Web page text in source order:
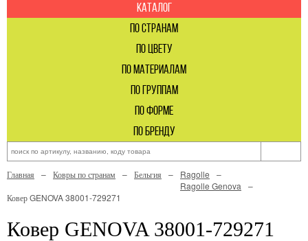
каталог
по странам
по цвету
по материалам
по группам
по форме
по бренду
Главная Ковры по странам Бельгия
Ragolle
Ragolle Genova
Ковер GENOVA 38001-729271
Ковер GENOVA 38001-729271